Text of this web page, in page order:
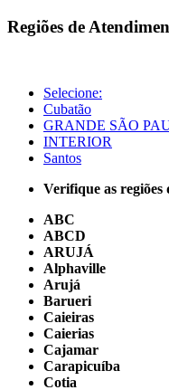
Regiões de
Selecione:
Cubatão
GRANDE SÃO
INTERIOR
Santos
Verifique as regiões
ABC
ABCD
ARUJÁ
Alphaville
Arujá
Barueri
Caieiras
Caierias
Cajamar
Carapicuíba
Cotia